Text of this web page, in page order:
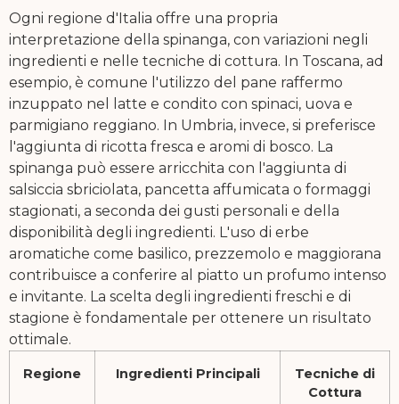
Ogni regione d'Italia offre una propria
interpretazione della spinanga, con variazioni negli
ingredienti e nelle tecniche di cottura. In Toscana, ad
esempio, è comune l'utilizzo del pane raffermo
inzuppato nel latte e condito con spinaci, uova e
parmigiano reggiano. In Umbria, invece, si preferisce
l'aggiunta di ricotta fresca e aromi di bosco. La
spinanga può essere arricchita con l'aggiunta di
salsiccia sbriciolata, pancetta affumicata o formaggi
stagionati, a seconda dei gusti personali e della
disponibilità degli ingredienti. L'uso di erbe
aromatiche come basilico, prezzemolo e maggiorana
contribuisce a conferire al piatto un profumo intenso
e invitante. La scelta degli ingredienti freschi e di
stagione è fondamentale per ottenere un risultato
ottimale.
Regione Ingredienti Principali
Tecniche di
Cottura